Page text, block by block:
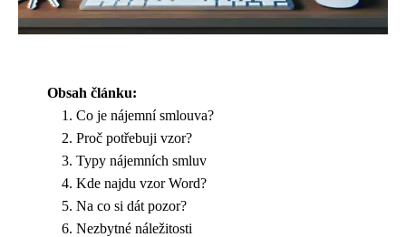
Obsah článku:
Co je nájemní smlouva?
Proč potřebuji vzor?
Typy nájemních smluv
Kde najdu vzor Word?
Na co si dát pozor?
Nezbytné náležitosti